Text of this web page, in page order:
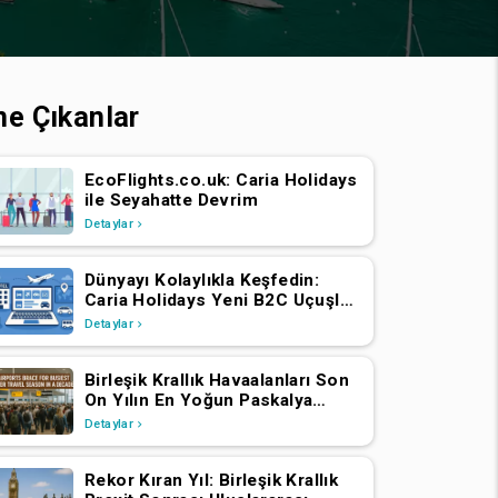
Çıkanlar
EcoFlights.co.uk: Caria Holidays
ile Seyahatte Devrim
Detaylar
Dünyayı Kolaylıkla Keşfedin:
Caria Holidays Yeni B2C Uçuşlar,
Oteller ve Tatil Paketleri
Detaylar
Birleşik Krallık Havaalanları Son
On Yılın En Yoğun Paskalya
Seyahat Sezonuna Hazırlanıyor
Detaylar
Rekor Kıran Yıl: Birleşik Krallık